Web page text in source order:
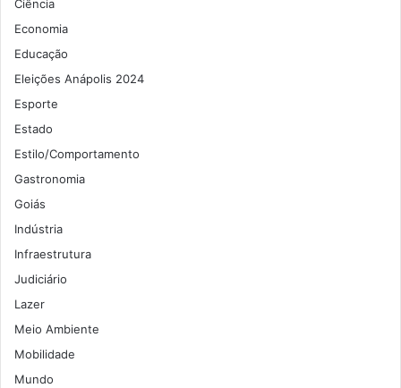
Ciência
Economia
Educação
Eleições Anápolis 2024
Esporte
Estado
Estilo/Comportamento
Gastronomia
Goiás
Indústria
Infraestrutura
Judiciário
Lazer
Meio Ambiente
Mobilidade
Mundo